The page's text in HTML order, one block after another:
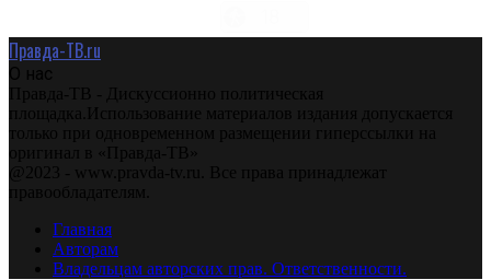
Правда-ТВ.ru
О нас
Правда-ТВ - Дискуссионно политическая
площадка.Использование материалов издания допускается
только при одновременном размещении гиперссылки на
оригинал в «Правда-ТВ»
@2023 - www.pravda-tv.ru. Все права принадлежат
правообладателям.
Главная
Авторам
Владельцам авторских прав. Ответственности.